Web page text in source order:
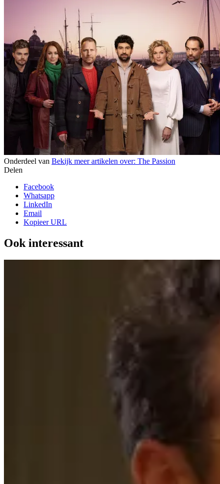
Onderdeel van Bekijk meer artikelen over: The Passion
Delen
Facebook
Whatsapp
LinkedIn
Email
Kopieer URL
Ook interessant